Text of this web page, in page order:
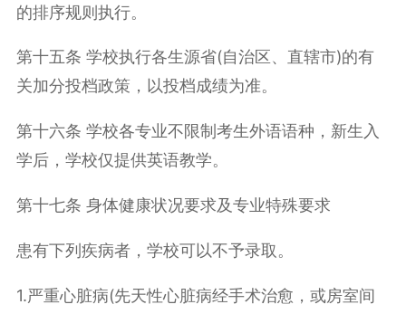
的排序规则执行。
第十五条 学校执行各生源省(自治区、直辖市)的有
关加分投档政策，以投档成绩为准。
第十六条 学校各专业不限制考生外语语种，新生入
学后，学校仅提供英语教学。
第十七条 身体健康状况要求及专业特殊要求
患有下列疾病者，学校可以不予录取。
1.严重心脏病(先天性心脏病经手术治愈，或房室间